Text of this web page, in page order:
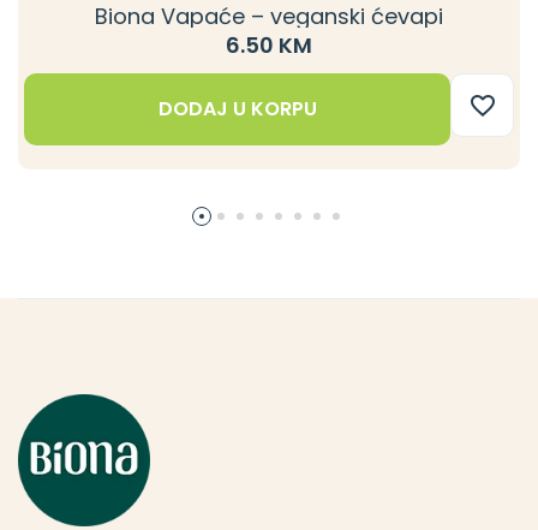
Biona Vapaće – veganski ćevapi
6.50 KM
DODAJ U KORPU